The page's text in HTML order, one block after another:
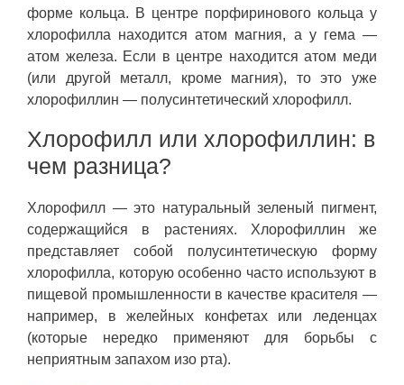
форме кольца. В центре порфиринового кольца у
хлорофилла находится атом магния, а у гема —
атом железа. Если в центре находится атом меди
(или другой металл, кроме магния), то это уже
хлорофиллин — полусинтетический хлорофилл.
Хлорофилл или хлорофиллин: в
чем разница?
Хлорофилл — это натуральный зеленый пигмент,
содержащийся в растениях. Хлорофиллин же
представляет собой полусинтетическую форму
хлорофилла, которую особенно часто используют в
пищевой промышленности в качестве красителя —
например, в желейных конфетах или леденцах
(которые нередко применяют для борьбы с
неприятным запахом изо рта).